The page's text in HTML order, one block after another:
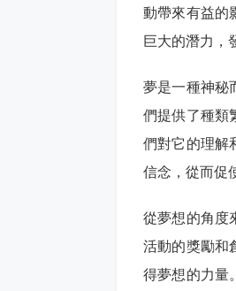
動帶來有益的
巨大的潛力，
夢是一種神秘
們提供了種類
們對它的理解
信念，從而促
從夢想的角度
活動的獎勵和
得夢想的力量